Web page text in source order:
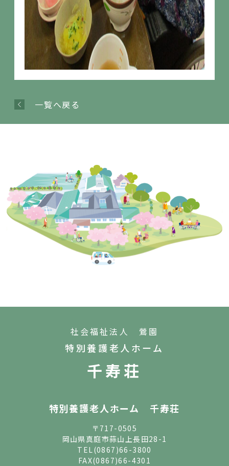
一覧へ戻る
社会福祉法人 鶯園
特別養護老人ホーム
千寿荘
特別養護老人ホーム 千寿荘
〒717-0505
岡山県真庭市蒜山上長田28-1
TEL(0867)66-3800
FAX(0867)66-4301